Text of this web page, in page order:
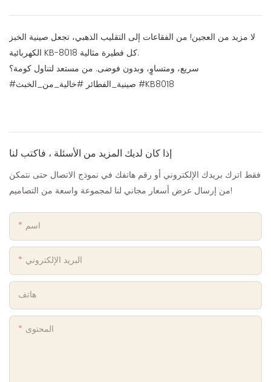
لا مزيد من العجين! من الفقاعات إلى التقليب الذهبي، تجعل صينية الخبز
الكهربائية KB-8018 كل فطيرة مثالية.
سريع، ومتساوٍ، وبدون فوضى. من مستعد لتناول كومة؟
#صينية_الفطائر #خالية_من_الخبث #KB8018
إذا كان لديك المزيد من الأسئلة ، فاكتب لنا
فقط اترك بريدك الإلكتروني أو رقم هاتفك في نموذج الاتصال حتى نتمكن
من إرسال عرض أسعار مجاني لنا لمجموعة واسعة من التصاميم!
اسم
البريد الإلكتروني
هاتف
المحتوى